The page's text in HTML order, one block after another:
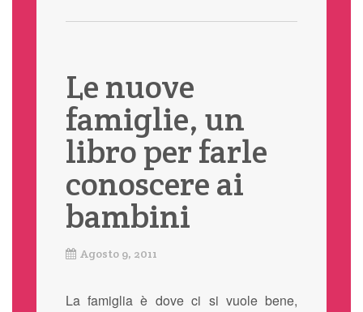
Le nuove
famiglie, un
libro per farle
conoscere ai
bambini
Agosto 9, 2011
La famiglia è dove ci si vuole bene,